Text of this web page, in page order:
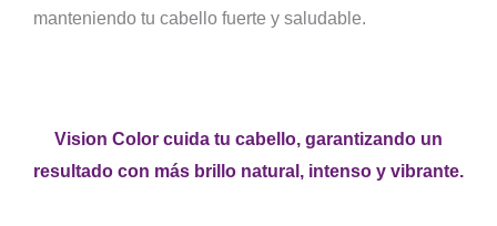
manteniendo tu cabello fuerte y saludable.
Vision Color cuida tu cabello, garantizando un
resultado con más brillo natural, intenso y vibrante.